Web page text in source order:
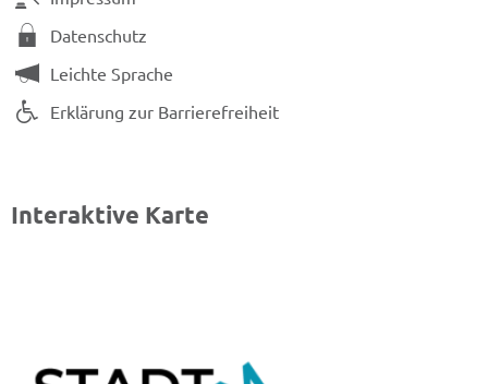
Datenschutz
Leichte Sprache
Erklärung zur Barrierefreiheit
Interaktive Karte